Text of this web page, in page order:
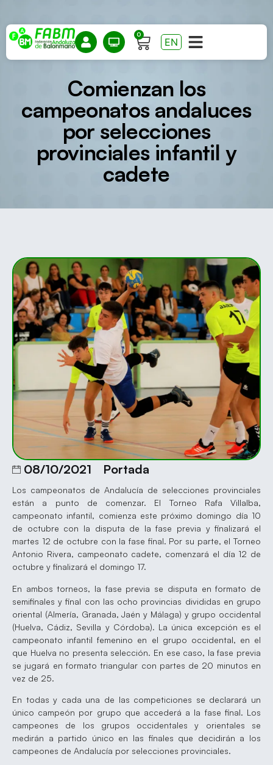
0
EN
Comienzan los
campeonatos andaluces
por selecciones
provinciales infantil y
cadete
08/10/2021 Portada
Los campeonatos de Andalucía de selecciones provinciales
están a punto de comenzar. El Torneo Rafa Villalba,
campeonato infantil, comienza este próximo domingo día 10
de octubre con la disputa de la fase previa y finalizará el
martes 12 de octubre con la fase final. Por su parte, el Torneo
Antonio Rivera, campeonato cadete, comenzará el día 12 de
octubre y finalizará el domingo 17.
En ambos torneos, la fase previa se disputa en formato de
semifinales y final con las ocho provincias divididas en grupo
oriental (Almería, Granada, Jaén y Málaga) y grupo occidental
(Huelva, Cádiz, Sevilla y Córdoba). La única excepción es el
campeonato infantil femenino en el grupo occidental, en el
que Huelva no presenta selección. En ese caso, la fase previa
se jugará en formato triangular con partes de 20 minutos en
vez de 25.
En todas y cada una de las competiciones se declarará un
único campeón por grupo que accederá a la fase final. Los
campeones de los grupos occidentales y orientales se
medirán a partido único en las finales que decidirán a los
campeones de Andalucía por selecciones provinciales.